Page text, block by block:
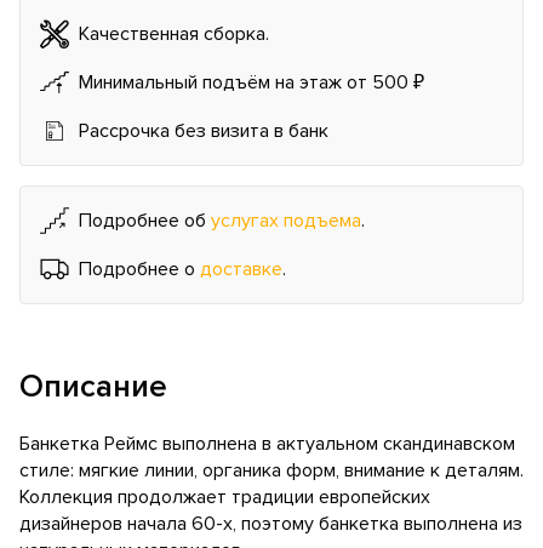
Качественная сборка.
Минимальный подъём на этаж от 500 ₽
Рассрочка без визита в банк
Подробнее об услугах подъема.
Подробнее о доставке.
Описание
Банкетка Реймс выполнена в актуальном скандинавском
стиле: мягкие линии, органика форм, внимание к деталям.
Коллекция продолжает традиции европейских
дизайнеров начала 60-х, поэтому банкетка выполнена из